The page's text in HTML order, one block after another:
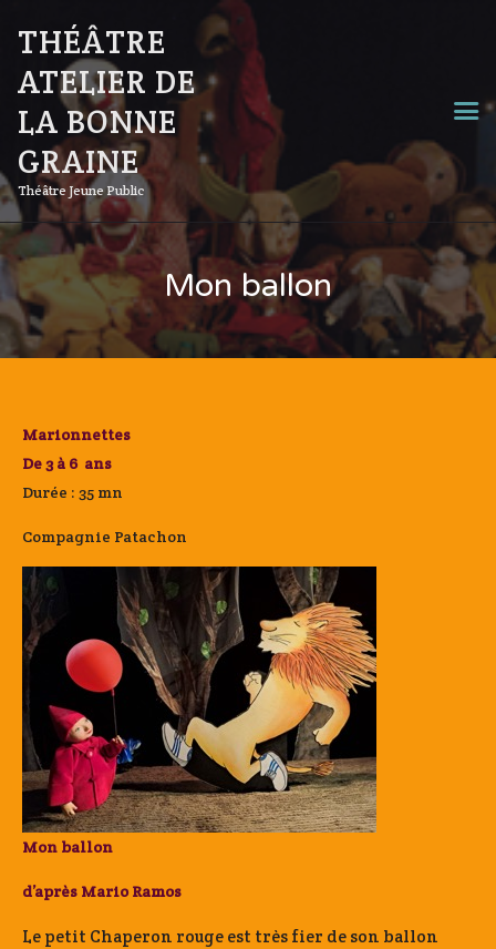
THÉÂTRE
ATELIER DE
LA BONNE
GRAINE
Théâtre Jeune Public
Mon ballon
Marionnettes
De 3 à 6 ans
Durée : 35 mn
Compagnie Patachon
Mon ballon
d’après Mario Ramos
Le petit Chaperon rouge est très fier de son ballon